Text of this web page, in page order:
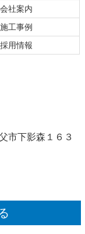
会社案内
施工事例
採用情報
下影森１６３